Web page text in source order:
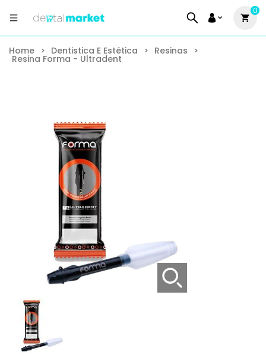
0
Home > Dentistica E Estética > Resinas >
Resina Forma - Ultradent